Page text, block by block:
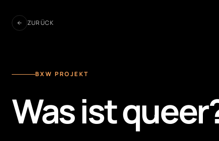
ZURÜCK
BXW PROJEKT
Was ist